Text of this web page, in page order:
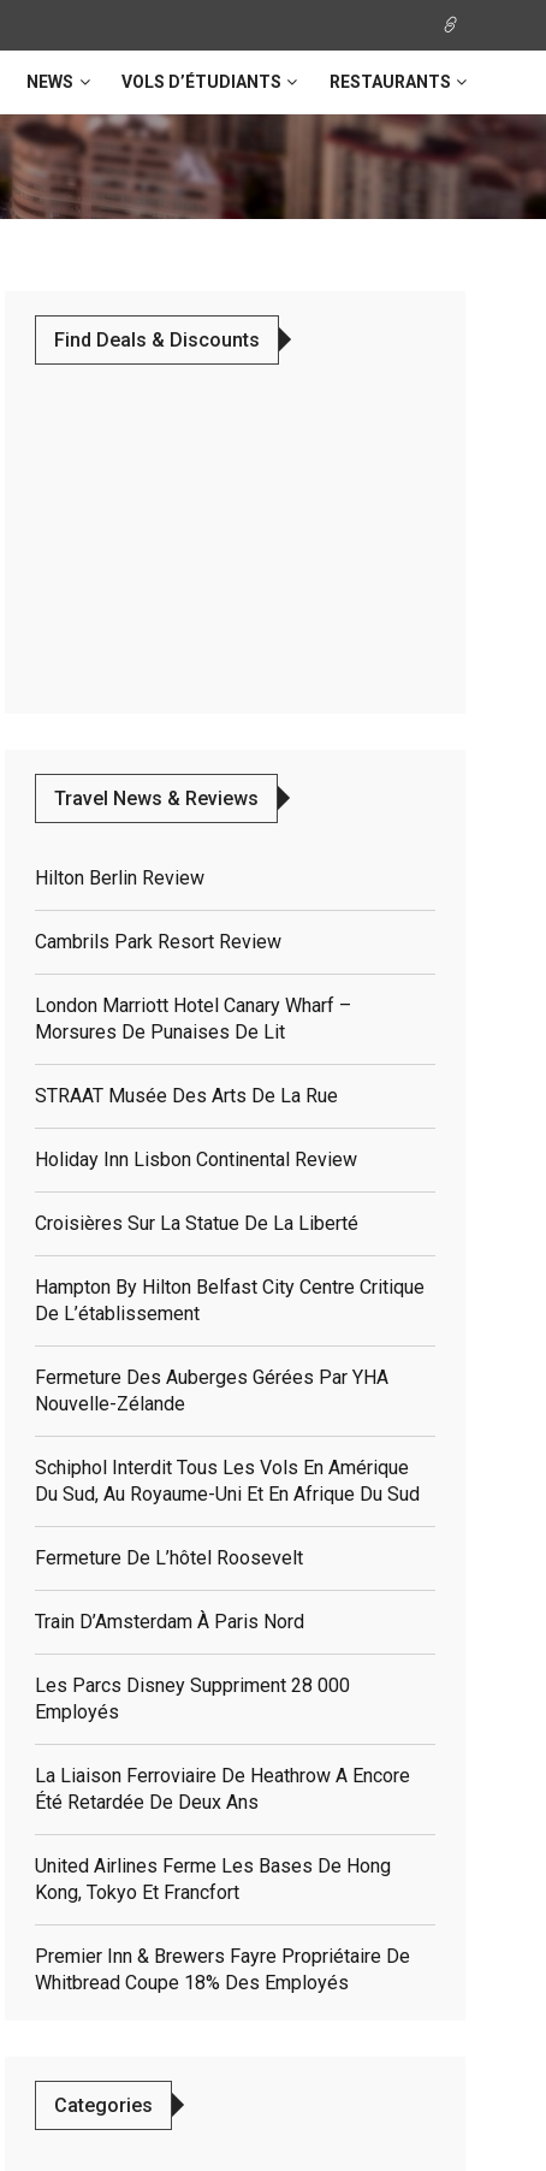
NEWS VOLS D’ÉTUDIANTS RESTAURANTS
Posts
Find Deals & Discounts
Travel News & Reviews
Hilton Berlin Review
Cambrils Park Resort Review
London Marriott Hotel Canary Wharf –
Morsures De Punaises De Lit
STRAAT Musée Des Arts De La Rue
Holiday Inn Lisbon Continental Review
Croisières Sur La Statue De La Liberté
Hampton By Hilton Belfast City Centre Critique
De L’établissement
Fermeture Des Auberges Gérées Par YHA
Nouvelle-Zélande
Schiphol Interdit Tous Les Vols En Amérique
Du Sud, Au Royaume-Uni Et En Afrique Du Sud
Fermeture De L’hôtel Roosevelt
Train D’Amsterdam À Paris Nord
Les Parcs Disney Suppriment 28 000
Employés
La Liaison Ferroviaire De Heathrow A Encore
Été Retardée De Deux Ans
United Airlines Ferme Les Bases De Hong
Kong, Tokyo Et Francfort
Premier Inn & Brewers Fayre Propriétaire De
Whitbread Coupe 18% Des Employés
Categories